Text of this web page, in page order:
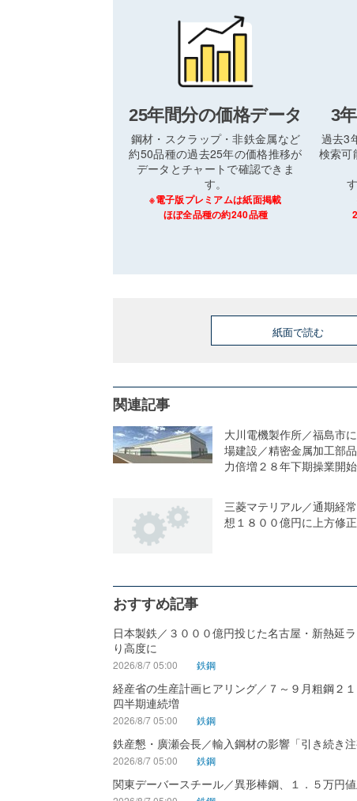
25年間分の価格データ
鋼材・スクラップ・非鉄金属など
約50品種の過去25年の価格推移が
データとチャートで確認できま
す。
※電子版プレミアムは紙面掲載
ほぼ全品種の約240品種
3
過去3
検索可
紙面で読む
関連記事
大川電機製作所／福島市
場建設／精密金属加工部
力倍増２８年下期操業開始
三菱マテリアル／通期経
想１８００億円に上方修正
おすすめ記事
日本製鉄／３０００億円投じた名古屋・新熱延
り高度に
2026/8/7 05:00 鉄鋼
経産省の生産計画ヒアリング／７～９月粗鋼２
四半期連続増
2026/8/7 05:00 鉄鋼
鉄産懇・廣瀬会長／輸入鋼材の影響「引き続き注
2026/8/7 05:00 鉄鋼
関東デーバースチール／異形棒鋼、１．５万円